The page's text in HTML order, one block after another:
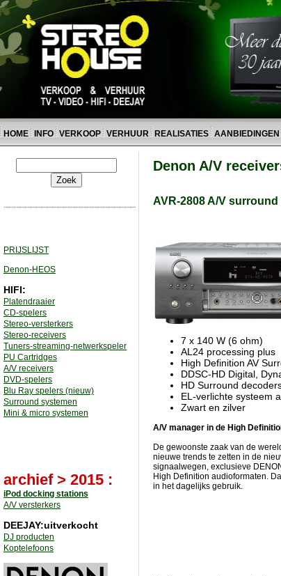
HOME INFO VERKOOP VERHUUR REALISATIES AANBIEDINGEN
PRIJSLIJST
Denon-HEOS
HIFI:
Platendraaier
CD-spelers
Stereo-versterkers
Stereo-receivers
Tuners-streaming-netwerkspeler
PU Cartridges
A/V receivers
DVD-spelers
Blu Ray spelers (nieuw)
Surround systemen
Mini & micro systemen
archief > 2015 :
iPod docking stations
A/V versterkers
DEEJAY:uitverkocht
DJ producten
Koptelefoons
Denon A/V
AVR-2808 A/V
7 x 140 W (6 ohm)
AL24 processing plus
High Definition AV
DDSC-HD Digital,
HD Surround
EL-verlichte systeem
Zwart en zilver
A/V manager in de High
De gewoonste zaak van de
nieuwe trends te zetten in de
signaalwegen, exclusieve
High Definition audioformaten.
in het dagelijks gebruik.